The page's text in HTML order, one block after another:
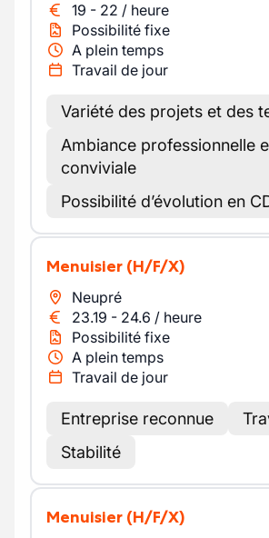
19 - 22 / heure
Possibilité fixe
A plein temps
Travail de jour
Variété des projets et des
Ambiance professionnelle
conviviale
Possibilité d’évolution en
Menuisier (H/F/X)
Neupré
23.19 - 24.6 / heure
Possibilité fixe
A plein temps
Travail de jour
Entreprise reconnue
Stabilité
Menuisier (H/F/X)